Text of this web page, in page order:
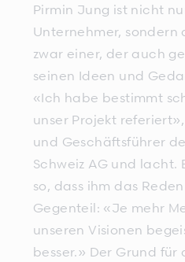
Pirmin Jung ist nicht
Unternehmer, sondern
zwar einer, der auch
seinen Ideen und
«Ich habe bestimmt
unser Projekt
und Geschäftsführer
Schweiz AG und lacht.
so, dass ihm das
Gegenteil: «Je mehr
unseren Visionen
besser.» Der Grund für